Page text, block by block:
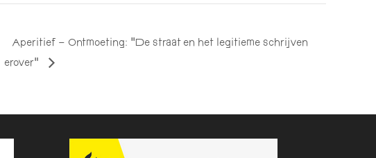
Aperitief – Ontmoeting: “De straat en het legitieme schrijven
erover”